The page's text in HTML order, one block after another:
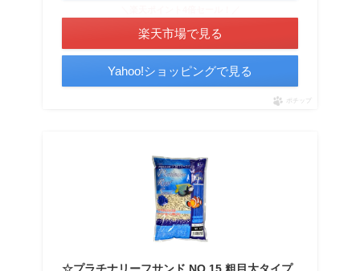
楽天市場で見る
Yahoo!ショッピングで見る
ポチップ